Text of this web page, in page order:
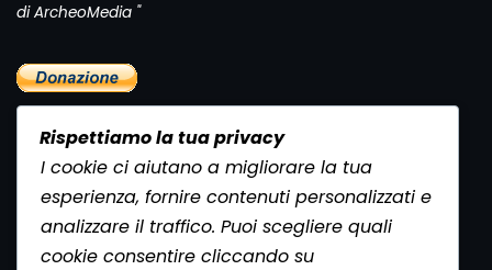
di ArcheoMedia "
Newsletter
Rispettiamo la tua privacy
I cookie ci aiutano a migliorare la tua
esperienza, fornire contenuti personalizzati e
analizzare il traffico. Puoi scegliere quali
cookie consentire cliccando su